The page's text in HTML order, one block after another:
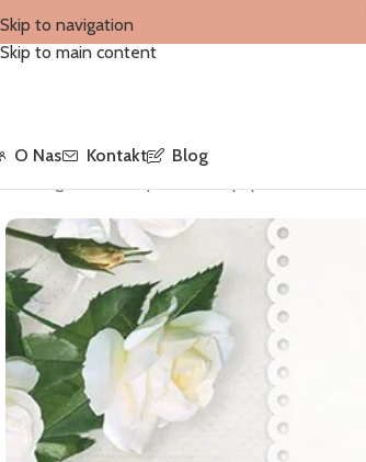
Skip to navigation
Skip to main content
O Nas Kontakt Blog